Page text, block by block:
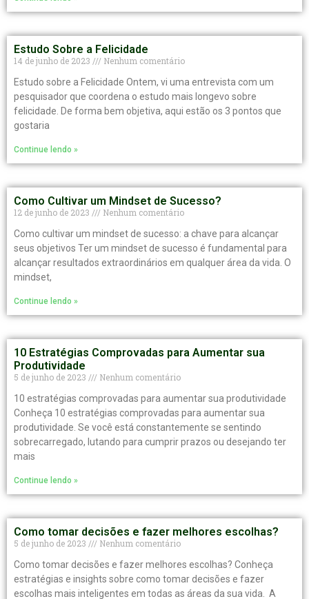
Estudo Sobre a Felicidade
14 de junho de 2023
Nenhum comentário
Estudo sobre a Felicidade Ontem, vi uma entrevista com um
pesquisador que coordena o estudo mais longevo sobre
felicidade. De forma bem objetiva, aqui estão os 3 pontos que
gostaria
Continue lendo »
Como Cultivar um Mindset de Sucesso?
12 de junho de 2023
Nenhum comentário
Como cultivar um mindset de sucesso: a chave para alcançar
seus objetivos Ter um mindset de sucesso é fundamental para
alcançar resultados extraordinários em qualquer área da vida. O
mindset,
Continue lendo »
10 Estratégias Comprovadas para Aumentar sua
Produtividade
5 de junho de 2023
Nenhum comentário
10 estratégias comprovadas para aumentar sua produtividade
Conheça 10 estratégias comprovadas para aumentar sua
produtividade. Se você está constantemente se sentindo
sobrecarregado, lutando para cumprir prazos ou desejando ter
mais
Continue lendo »
Como tomar decisões e fazer melhores escolhas?
5 de junho de 2023
Nenhum comentário
Como tomar decisões e fazer melhores escolhas? Conheça
estratégias e insights sobre como tomar decisões e fazer
escolhas mais inteligentes em todas as áreas da sua vida. A